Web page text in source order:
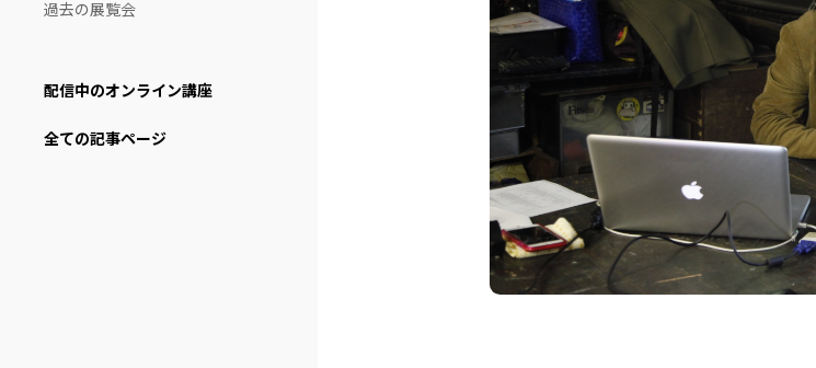
過去の展覧会
配信中のオンライン講座
全ての記事ページ